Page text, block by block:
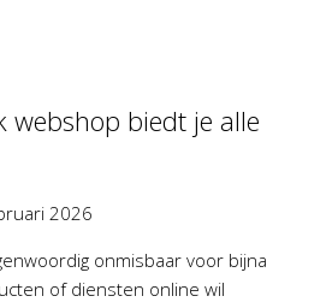
webshop biedt je alle
2026
onmisbaar voor bijna
of diensten online wil